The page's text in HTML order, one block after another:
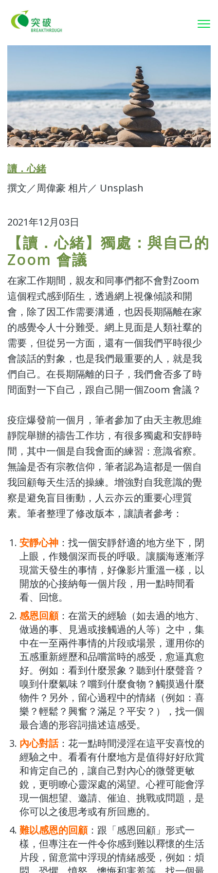
讀．心緒
撰文／周偉豪 相片／ Unsplash
2021年12月03日
【讀．心緒】獨處：與自己的
Zoom 會議
在家工作期間，親友和同事們都不會對Zoom
這個程式感到陌生，透過網上視像傾談和開
會，除了因工作需要溝通，也因長期隔離在家
的感覺令人十分難受。網上見面是人類社羣的
需要，但從另一方面，還有一個我們平時很少
會談話的對象，也是我們最重要的人，就是我
們自己。在長期隔離的日子，我們會否多了時
間面對一下自己，跟自己開一個Zoom 會議？
疫症爆發前一個月，筆者參加了由天主教思維
靜院舉辦的禱告工作坊，有很多獨處和安靜時
間，其中一個是自我會面的練習：意識省察。
無論是否有宗教信仰，筆者認為這都是一個自
我回顧每天生活的操練。增強對自我意識的覺
察是避免盲目衝動，人云亦云的重要心理質
素。筆者整理了修改版本，讓讀者參考：
安靜心神 ：找一個安靜舒適的地方坐下，閉
上眼，作幾個深而長的呼吸。讓腦海逐漸浮
現當天發生的事情，好像影片重溫一樣，以
開放的心接納每一個片段，用一點時間看
看、回憶。
感恩回顧：在當天的經驗（如去過的地方、
做過的事、見過或接觸過的人等）之中，集
中在一至兩件事情的片段或場景，運用你的
五感重新經歷和品嚐當時的感受，愈逼真愈
好。例如：看到什麼景象？聽到什麼聲音？
嗅到什麼氣味？嚐到什麼食物？觸摸過什麼
物件？另外，留心過程中的情緒（例如：喜
樂？輕鬆？興奮？滿足？平安？），找一個
最合適的形容詞描述這感受。
內心對話：花一點時間浸淫在這平安喜悅的
經驗之中。看看有什麼地方是值得好好欣賞
和肯定自己的，讓自己對內心的微聲更敏
銳，更明瞭心靈深處的渴望。心裡可能會浮
現一個想望、邀請、催迫、挑戰或問題，是
你可以之後思考或有所回應的。
難以感恩的回顧：跟「感恩回顧」形式一
樣，但專注在一件令你感到難以釋懷的生活
片段，留意當中浮現的情緒感受，例如：煩